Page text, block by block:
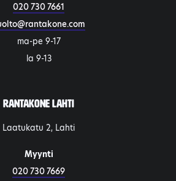
020 730 7661
ma-pe 9-17
la 9-13
Rantakone Lahti
Laatukatu 2, Lahti
Myynti
020 730 7669